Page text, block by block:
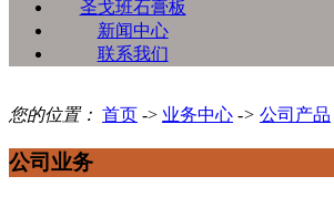
圣戈班石膏板
新闻中心
联系我们
您的位置： 首页 -> 业务中心 -> 公司产品
公司业务